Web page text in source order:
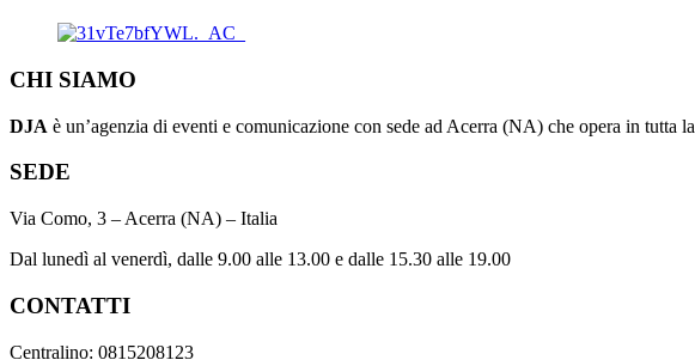
CHI SIAMO
DJA è un’agenzia di eventi e comunicazione con sede ad Acerra (NA) che opera in tutta la
SEDE
Via Como, 3 – Acerra (NA) – Italia
Dal lunedì al venerdì, dalle 9.00 alle 13.00 e dalle 15.30 alle 19.00
CONTATTI
Centralino: 0815208123